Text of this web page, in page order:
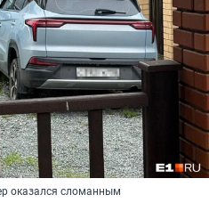
оказался сломанным